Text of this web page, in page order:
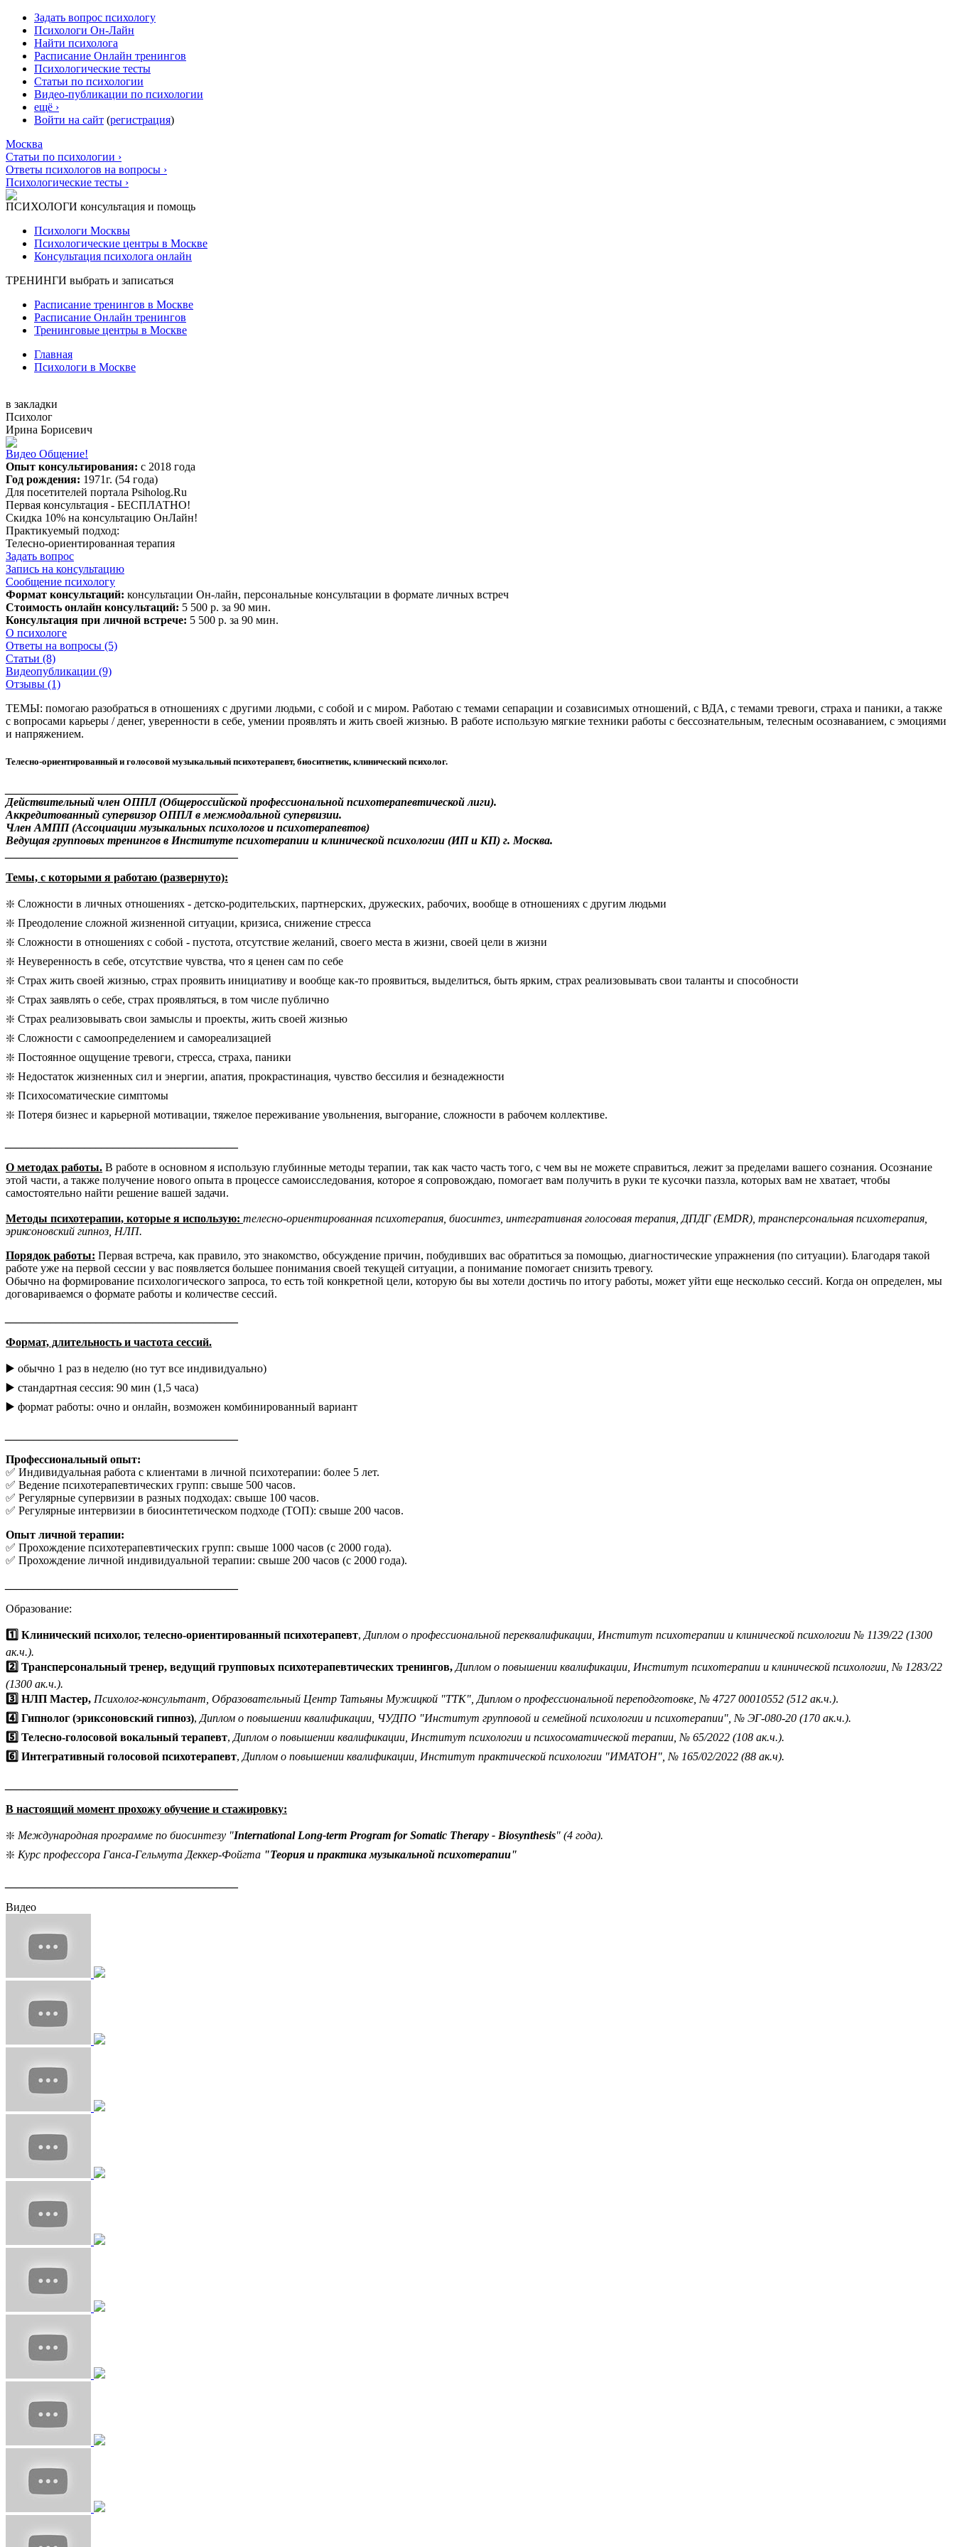
Задать вопрос психологу
Психологи Он-Лайн
Найти психолога
Расписание Онлайн тренингов
Психологические тесты
Статьи по психологии
Видео-публикации по психологии
ещё ›
Войти на сайт (регистрация)
Москва
Статьи по психологии ›
Ответы психологов на вопросы ›
Психологические тесты ›
ПСИХОЛОГИ консультация и помощь
Психологи Москвы
Психологические центры в Москве
Консультация психолога онлайн
ТРЕНИНГИ выбрать и записаться
Расписание тренингов в Москве
Расписание Онлайн тренингов
Тренинговые центры в Москве
Главная
Психологи в Москве
в закладки
Психолог
Ирина Борисевич
Видео Общение!
Опыт консультирования: с 2018 года
Год рождения: 1971г. (54 года)
Для посетителей портала Psiholog.Ru
Первая консультация - БЕСПЛАТНО!
Скидка 10% на консультацию ОнЛайн!
Практикуемый подход:
Телесно-ориентированная терапия
Задать вопрос
Запись на консультацию
Сообщение психологу
Формат консультаций: консультации Он-лайн, персональные консультации в формате личных встреч
Стоимость онлайн консультаций: 5 500 р. за 90 мин.
Консультация при личной встрече: 5 500 р. за 90 мин.
О психологе
Ответы на вопросы (5)
Статьи (8)
Видеопубликации (9)
Отзывы (1)
ТЕМЫ: помогаю разобраться в отношениях с другими людьми, с собой и с миром. Работаю с темами сепарации и созависимых отношений, с ВДА, с темами тревоги, страха и паники, а также
с вопросами карьеры / денег, уверенности в себе, умении проявлять и жить своей жизнью. В работе использую мягкие техники работы с бессознательным, телесным осознаванием, с эмоциями
и напряжением.
Телесно-ориентированный и голосовой музыкальный психотерапевт, биоситнетик, клинический психолог.
Действительный член ОППЛ (Общероссийской профессиональной психотерапевтической лиги).
Аккредитованный супервизор ОППЛ в межмодальной супервизии.
Член АМПП (Ассоциации музыкальных психологов и психотерапевтов)
Ведущая групповых тренингов в Институте психотерапии и клинической психологии (ИП и КП) г. Москва.
Темы, с которыми я работаю (развернуто):
❇️ Сложности в личных отношениях - детско-родительских, партнерских, дружеских, рабочих, вообще в отношениях с другим людьми
❇️ Преодоление сложной жизненной ситуации, кризиса, снижение стресса
❇️ Сложности в отношениях с собой - пустота, отсутствие желаний, своего места в жизни, своей цели в жизни
❇️ Неуверенность в себе, отсутствие чувства, что я ценен сам по себе
❇️ Страх жить своей жизнью, страх проявить инициативу и вообще как-то проявиться, выделиться, быть ярким, страх реализовывать свои таланты и способности
❇️ Страх заявлять о себе, страх проявляться, в том числе публично
❇️ Страх реализовывать свои замыслы и проекты, жить своей жизнью
❇️ Сложности с самоопределением и самореализацией
❇️ Постоянное ощущение тревоги, стресса, страха, паники
❇️ Недостаток жизненных сил и энергии, апатия, прокрастинация, чувство бессилия и безнадежности
❇️ Психосоматические симптомы
❇️ Потеря бизнес и карьерной мотивации, тяжелое переживание увольнения, выгорание, сложности в рабочем коллективе.
О методах работы. В работе в основном я использую глубинные методы терапии, так как часто часть того, с чем вы не можете справиться, лежит за пределами вашего сознания. Осознание
этой части, а также получение нового опыта в процессе самоисследования, которое я сопровождаю, помогает вам получить в руки те кусочки паззла, которых вам не хватает, чтобы
самостоятельно найти решение вашей задачи.
Методы психотерапии, которые я использую: телесно-ориентированная психотерапия, биосинтез, интегративная голосовая терапия, ДПДГ (EMDR), трансперсональная психотерапия,
эриксоновский гипноз, НЛП.
Порядок работы: Первая встреча, как правило, это знакомство, обсуждение причин, побудивших вас обратиться за помощью, диагностические упражнения (по ситуации). Благодаря такой
работе уже на первой сессии у вас появляется большее понимания своей текущей ситуации, а понимание помогает снизить тревогу.
Обычно на формирование психологического запроса, то есть той конкретной цели, которую бы вы хотели достичь по итогу работы, может уйти еще несколько сессий. Когда он определен, мы
договариваемся о формате работы и количестве сессий.
Формат, длительность и частота сессий.
▶️ обычно 1 раз в неделю (но тут все индивидуально)
▶️ стандартная сессия: 90 мин (1,5 часа)
▶️ формат работы: очно и онлайн, возможен комбинированный вариант
Профессиональный опыт:
✅ Индивидуальная работа с клиентами в личной психотерапии: более 5 лет.
✅ Ведение психотерапевтических групп: свыше 500 часов.
✅ Регулярные супервизии в разных подходах: свыше 100 часов.
✅ Регулярные интервизии в биосинтетическом подходе (ТОП): свыше 200 часов.
Опыт личной терапии:
✅ Прохождение психотерапевтических групп: свыше 1000 часов (с 2000 года).
✅ Прохождение личной индивидуальной терапии: свыше 200 часов (с 2000 года).
Образование:
1️⃣ Клинический психолог, телесно-ориентированный психотерапевт, Диплом о профессиональной переквалификации, Институт психотерапии и клинической психологии № 1139/22 (1300
ак.ч.).
2️⃣ Трансперсональный тренер, ведущий групповых психотерапевтических тренингов, Диплом о повышении квалификации, Институт психотерапии и клинической психологии, № 1283/22
(1300 ак.ч.).
3️⃣ НЛП Мастер, Психолог-консультант, Образовательный Центр Татьяны Мужицкой "ТТК", Диплом о профессиональной переподготовке, № 4727 00010552 (512 ак.ч.).
4️⃣ Гипнолог (эриксоновский гипноз), Диплом о повышении квалификации, ЧУДПО "Институт групповой и семейной психологии и психотерапии", № ЭГ-080-20 (170 ак.ч.).
5️⃣ Телесно-голосовой вокальный терапевт, Диплом о повышении квалификации, Институт психологии и психосоматической терапии, № 65/2022 (108 ак.ч.).
6️⃣ Интегративный голосовой психотерапевт, Диплом о повышении квалификации, Институт практической психологии "ИМАТОН", № 165/02/2022 (88 ак.ч).
В настоящий момент прохожу обучение и стажировку:
❇️ Международная программе по биосинтезу "International Long-term Program for Somatic Therapy - Biosynthesis" (4 года).
❇️ Курс профессора Ганса-Гельмута Деккер-Фойгта "Теория и практика музыкальной психотерапии"
Видео